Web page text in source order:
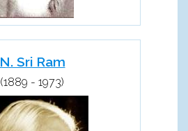
N. Sri Ram
(1889 - 1973)